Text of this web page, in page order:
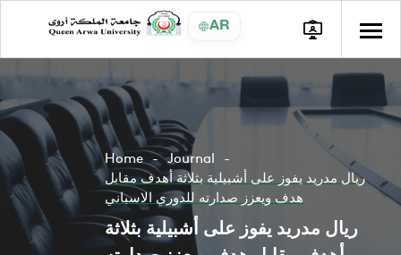
AR
Home
Journal
ريال مدريد يفوز على أشبيلية بثلاثة أهدف مقابل
هدف ويعزز صدارته للدوري الاسباني
ريال مدريد يفوز على أشبيلية بثلاثة